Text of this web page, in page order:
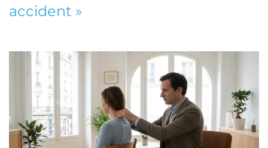
accident »